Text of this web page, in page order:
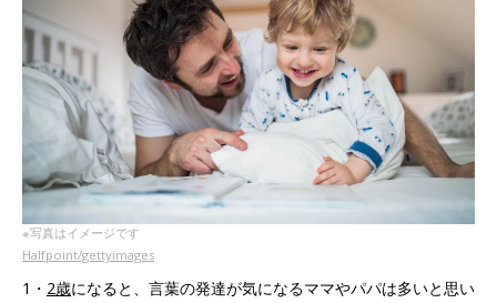
※写真はイメージです
Halfpoint/gettyimages
1・ 2歳になると、言葉の発達が気になるママやパパは多いと思い